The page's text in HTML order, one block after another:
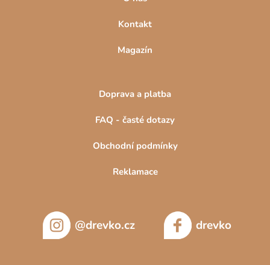
Kontakt
Magazín
Doprava a platba
FAQ - časté dotazy
Obchodní podmínky
Reklamace
@drevko.cz drevko